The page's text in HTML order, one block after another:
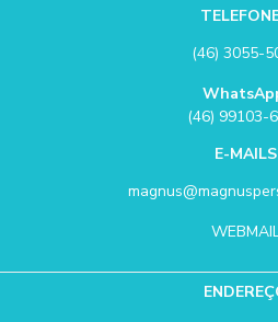
(46) 3055-
(46) 99103-
E-MAILS